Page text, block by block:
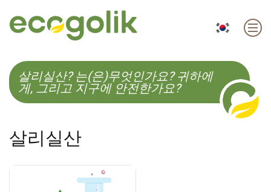
EN ES CS KO
살리실산? 는(은)무엇인가요? 귀하에
게, 그리고 지구에 안전한가요?
살리실산